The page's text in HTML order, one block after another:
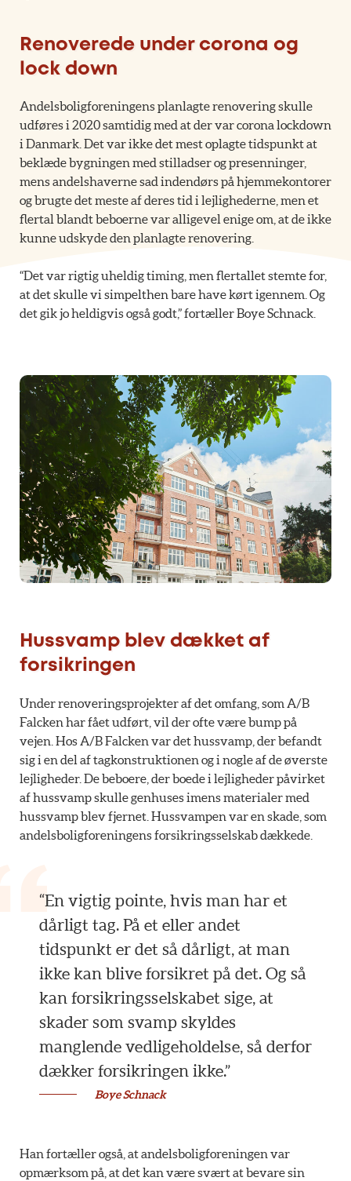
Renoverede under corona og
lock down
Andelsboligforeningens planlagte renovering skulle
udføres i 2020 samtidig med at der var corona lockdown
i Danmark. Det var ikke det mest oplagte tidspunkt at
beklæde bygningen med stilladser og presenninger,
mens andelshaverne sad indendørs på hjemmekontorer
og brugte det meste af deres tid i lejlighederne, men et
flertal blandt beboerne var alligevel enige om, at de ikke
kunne udskyde den planlagte renovering.
“Det var rigtig uheldig timing, men flertallet stemte for,
at det skulle vi simpelthen bare have kørt igennem. Og
det gik jo heldigvis også godt,” fortæller Boye Schnack.
Hussvamp blev dækket af
forsikringen
Under renoveringsprojekter af det omfang, som A/B
Falcken har fået udført, vil der ofte være bump på
vejen. Hos A/B Falcken var det hussvamp, der befandt
sig i en del af tagkonstruktionen og i nogle af de øverste
lejligheder. De beboere, der boede i lejligheder påvirket
af hussvamp skulle genhuses imens materialer med
hussvamp blev fjernet. Hussvampen var en skade, som
andelsboligforeningens forsikringsselskab dækkede.
“En vigtig pointe, hvis man har et
dårligt tag. På et eller andet
tidspunkt er det så dårligt, at man
ikke kan blive forsikret på det. Og så
kan forsikringsselskabet sige, at
skader som svamp skyldes
manglende vedligeholdelse, så derfor
dækker forsikringen ikke.”
Boye Schnack
Han fortæller også, at andelsboligforeningen var
opmærksom på, at det kan være svært at bevare sin